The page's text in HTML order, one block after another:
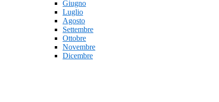
Giugno
Luglio
Agosto
Settembre
Ottobre
Novembre
Dicembre